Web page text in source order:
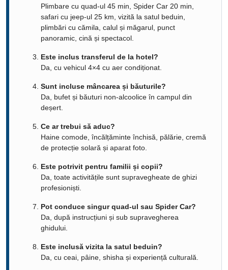
Plimbare cu quad-ul 45 min, Spider Car 20 min,
safari cu jeep-ul 25 km, vizită la satul beduin,
plimbări cu cămila, calul și măgarul, punct
panoramic, cină și spectacol.
Este inclus transferul de la hotel?
Da, cu vehicul 4×4 cu aer condiționat.
Sunt incluse mâncarea și băuturile?
Da, bufet și băuturi non-alcoolice în campul din
deșert.
Ce ar trebui să aduc?
Haine comode, încălțăminte închisă, pălărie, cremă
de protecție solară și aparat foto.
Este potrivit pentru familii și copii?
Da, toate activitățile sunt supravegheate de ghizi
profesioniști.
Pot conduce singur quad-ul sau Spider Car?
Da, după instrucțiuni și sub supravegherea
ghidului.
Este inclusă vizita la satul beduin?
Da, cu ceai, pâine, shisha și experiență culturală.